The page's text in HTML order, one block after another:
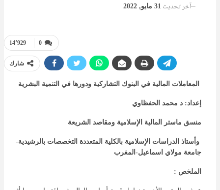
آخر تحديث 31 مايو, 2022
0 14٬929
شارك
المعاملات المالية في البنوك التشاركية ودورها في التنمية البشرية
إعداد: د محمد الحفظاوي
منسق ماستر المالية الإسلامية ومقاصد الشريعة
وأستاذ الدراسات الإسلامية بالكلية المتعددة التخصصات بالرشيدية-
جامعة مولاي اسماعيل-المغرب
الملخص :